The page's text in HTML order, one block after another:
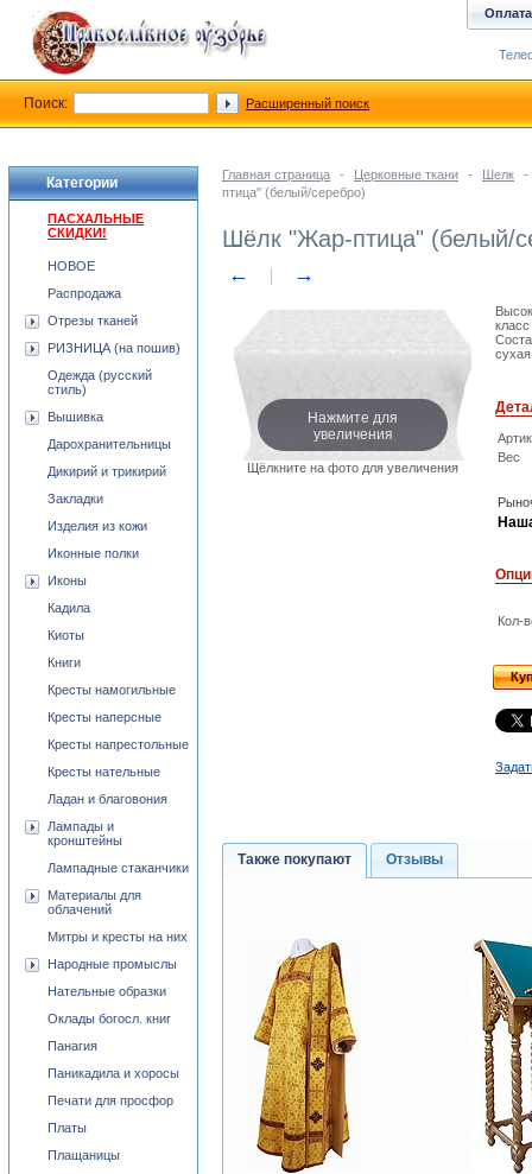
Главная страница - Церковные ткани - Шелк
-
птица" (белый/серебро)
Шёлк "Жар-птица" (белый/
← →
Нажмите для
увеличения
Щёлкните на фото для увеличения
Вес
Кол-
Также покупают Отзывы
Категории
ПАСХАЛЬНЫЕ
СКИДКИ!
НОВОЕ
Распродажа
Отрезы тканей
РИЗНИЦА (на пошив)
Одежда (русский
стиль)
Вышивка
Дарохранительницы
Дикирий и трикирий
Закладки
Изделия из кожи
Иконные полки
Иконы
Кадила
Киоты
Книги
Кресты намогильные
Кресты наперсные
Кресты напрестольные
Кресты нательные
Ладан и благовония
Лампады и
кронштейны
Лампадные стаканчики
Материалы для
облачений
Митры и кресты на них
Народные промыслы
Нательные образки
Оклады богосл. книг
Панагия
Паникадила и хоросы
Печати для просфор
Платы
Плащаницы
Оплата
Поиск: Расширенный поиск